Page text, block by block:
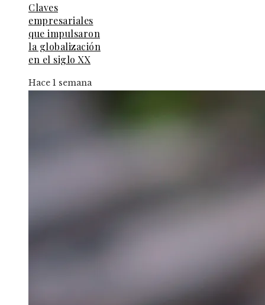
Claves
empresariales
que impulsaron
la globalización
en el siglo XX
Hace 1 semana